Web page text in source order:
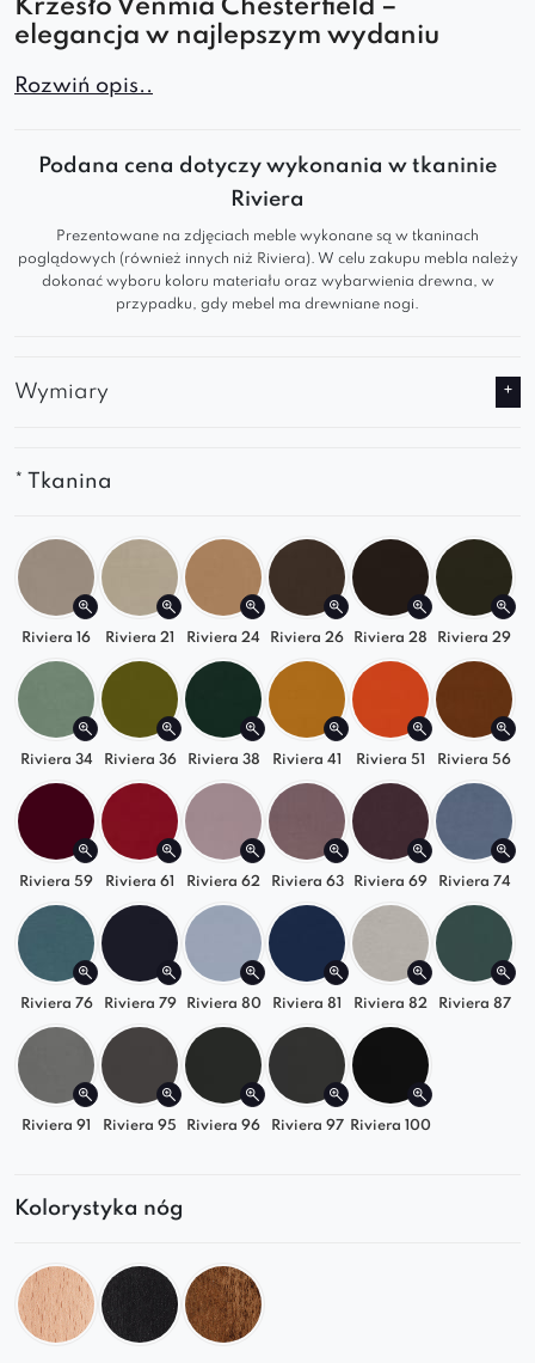
Krzesło Venmia Chesterfield –
elegancja w najlepszym wydaniu
Krzesło Venmia Chesterfield to połączenie
Tapicerowane przyjemną w dotyku tkaniną z
klasycznym pikowaniem i drewnianymi nogami,
salonu czy domowego gabinetu.
pikowaniem zapewnia wygodę i podparcie
Szerokie, miękkie siedzisko – idealne do
Stabilna konstrukcja na ciemnych,
drewnianych nogach
Uniwersalne dopasowanie do wnętrza
Krzesło tapicerowane Venmia Chesterfield
pasuje do aranżacji w stylu glamour, klasycznym
i nowoczesnym. Dostępne w wielu wariantach
kolorystycznych i wykończeniach nóg – z
łatwością dopasujesz je do swojej przestrzeni.
Wybierz stylowe krzesło
Venmia Chesterfield i
dodaj elegancji każdemu wnętrzu. To
wygodne
krzesłodo jadalni, salonu lub przy biurku –
ponadczasowy design, który zachwyca każdego
dnia.
Rozwiń opis..
Podana cena dotyczy wykonania w tkaninie
Riviera
Prezentowane na zdjęciach meble wykonane są w tkaninach
poglądowych (również innych niż Riviera). W celu zakupu mebla należy
dokonać wyboru koloru materiału oraz wybarwienia drewna, w
przypadku, gdy mebel ma drewniane nogi.
Wymiary
* Tkanina
Riviera 16 Riviera 21 Riviera 24 Riviera 26 Riviera 28 Riviera 29
Riviera 34 Riviera 36 Riviera 38 Riviera 41 Riviera 51 Riviera 56
Riviera 59 Riviera 61 Riviera 62 Riviera 63 Riviera 69 Riviera 74
Riviera 76 Riviera 79 Riviera 80 Riviera 81 Riviera 82 Riviera 87
Riviera 91 Riviera 95 Riviera 96 Riviera 97 Riviera 100
Kolorystyka nóg